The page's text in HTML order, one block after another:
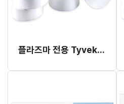
플라즈마 전용 Tyvek 롤 파우치 20cm x 100m